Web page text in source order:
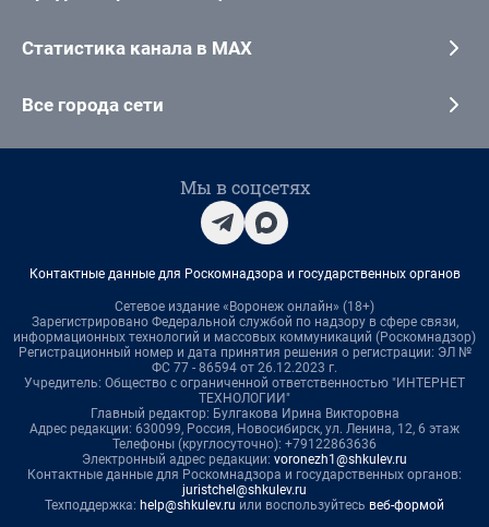
Статистика канала в MAX
Все города сети
Мы в соцсетях
Контактные данные для Роскомнадзора и государственных органов
Сетевое издание «Воронеж онлайн» (18+)
Зарегистрировано Федеральной службой по надзору в сфере связи,
информационных технологий и массовых коммуникаций (Роскомнадзор)
Регистрационный номер и дата принятия решения о регистрации: ЭЛ №
ФС 77 - 86594 от 26.12.2023 г.
Учредитель: Общество с ограниченной ответственностью "ИНТЕРНЕТ
ТЕХНОЛОГИИ"
Главный редактор: Булгакова Ирина Викторовна
Адрес редакции: 630099, Россия, Новосибирск, ул. Ленина, 12, 6 этаж
Телефоны (круглосуточно): +79122863636
Электронный адрес редакции: voronezh1@shkulev.ru
Контактные данные для Роскомнадзора и государственных органов:
juristchel@shkulev.ru
Техподдержка: help@shkulev.ru или воспользуйтесь веб-формой